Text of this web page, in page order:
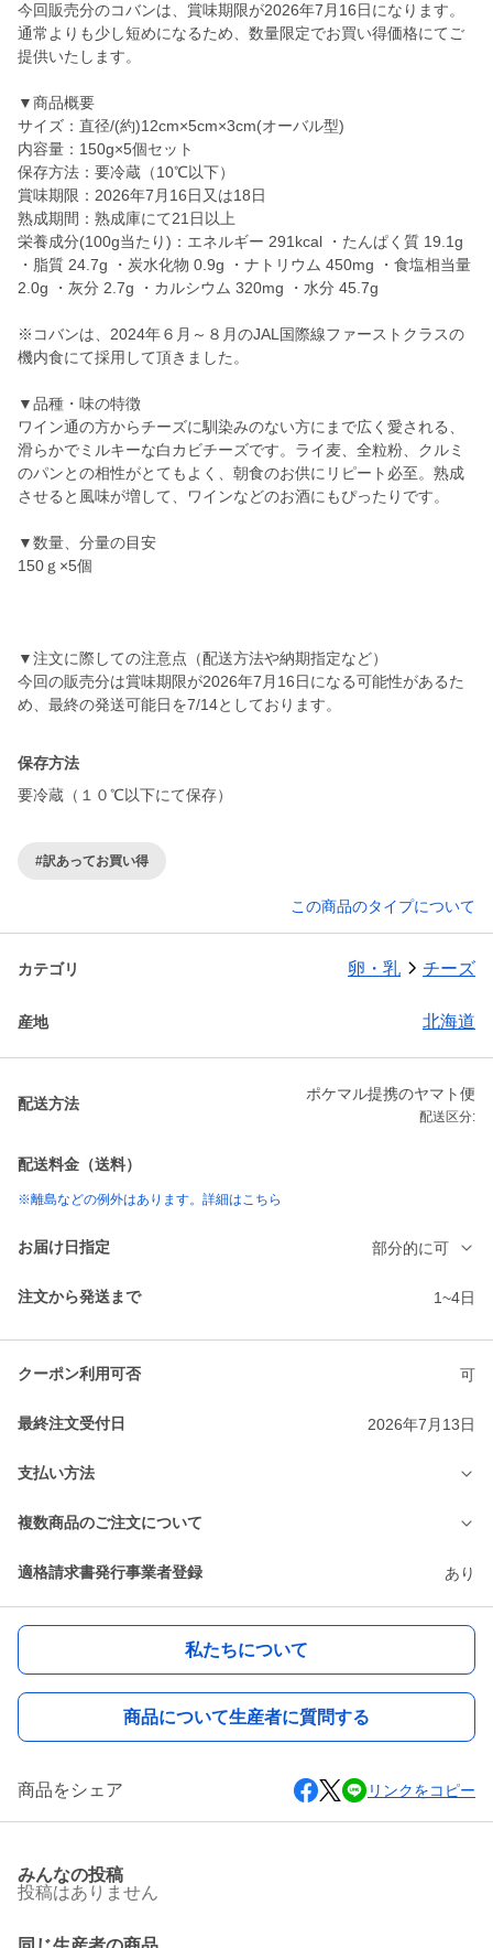
今回販売分のコバンは、賞味期限が2026年7月16日になります。
通常よりも少し短めになるため、数量限定でお買い得価格にてご
提供いたします。
▼商品概要
サイズ：直径/(約)12cm×5cm×3cm(オーバル型)
内容量：150g×5個セット
保存方法：要冷蔵（10℃以下）
賞味期限：2026年7月16日又は18日
熟成期間：熟成庫にて21日以上
栄養成分(100g当たり)：エネルギー 291kcal ・たんぱく質 19.1g
・脂質 24.7g ・炭水化物 0.9g ・ナトリウム 450mg ・食塩相当量
2.0g ・灰分 2.7g ・カルシウム 320mg ・水分 45.7g
※コバンは、2024年６月～８月のJAL国際線ファーストクラスの
機内食にて採用して頂きました。
▼品種・味の特徴
ワイン通の方からチーズに馴染みのない方にまで広く愛される、
滑らかでミルキーな白カビチーズです。ライ麦、全粒粉、クルミ
のパンとの相性がとてもよく、朝食のお供にリピート必至。熟成
させると風味が増して、ワインなどのお酒にもぴったりです。
▼数量、分量の目安
150ｇ×5個
▼注文に際しての注意点（配送方法や納期指定など）
今回の販売分は賞味期限が2026年7月16日になる可能性があるた
保存方法
要冷蔵（１０℃以下にて保存）
#訳あってお買い得
この商品のタイプについて
カテゴリ 卵・乳 チーズ
産地 北海道
配送方法
ポケマル提携のヤマト便
配送区分:
配送料金（送料）
※離島などの例外はあります。詳細はこちら
お届け日指定 部分的に可
注文から発送まで 1~4日
クーポン利用可否 可
最終注文受付日 2026年7月13日
支払い方法
複数商品のご注文について
適格請求書発行事業者登録 あり
私たちについて
商品について生産者に質問する
商品をシェア リンクをコピー
みんなの投稿
投稿はありません